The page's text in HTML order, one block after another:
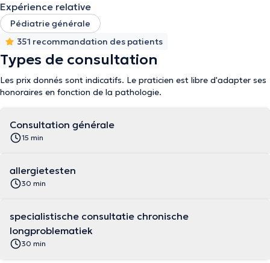
Expérience relative
Pédiatrie générale
351 recommandation des patients
Types de consultation
Les prix donnés sont indicatifs. Le praticien est libre d'adapter ses
honoraires en fonction de la pathologie.
Consultation générale
15 min
allergietesten
30 min
specialistische consultatie chronische
longproblematiek
30 min